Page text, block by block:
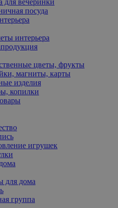
посуда
интерьера
цветы, фрукты
магниты, карты
изделия
копилки
игрушек
для дома
группа